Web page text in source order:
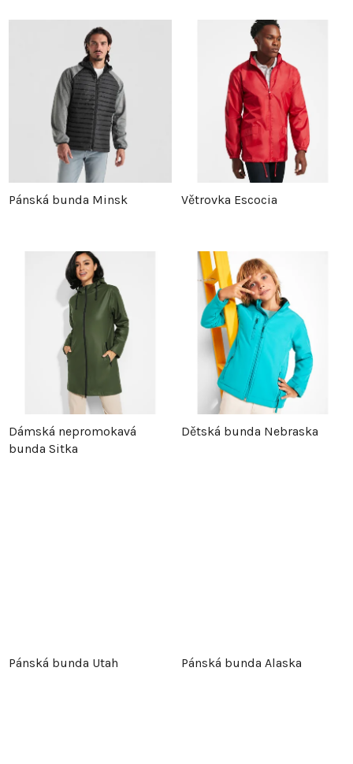
Pánská bunda Minsk Větrovka Escocia
Dámská nepromokavá
bunda Sitka
Dětská bunda Nebraska
Pánská bunda Utah Pánská bunda Alaska